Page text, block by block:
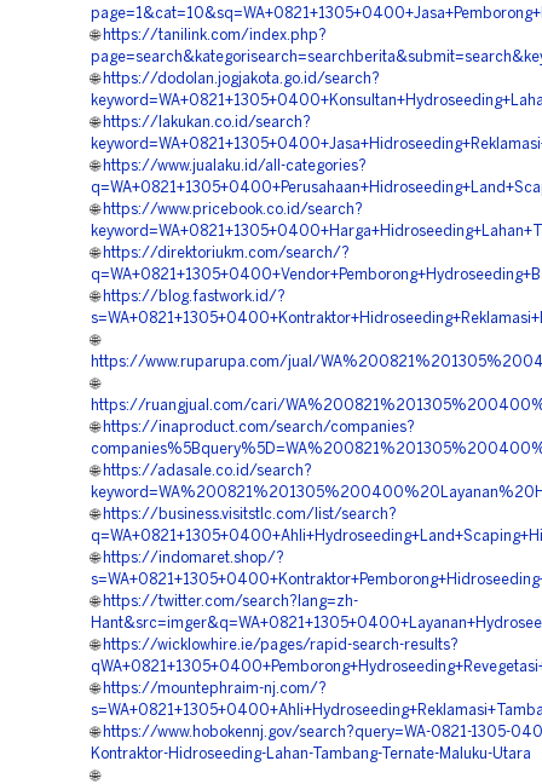
🌐 https://tanilink.com/index.php?
🌐 https://dodolan.jogjakota.go.id/search?
🌐 https://lakukan.co.id/search?
🌐 https://www.jualaku.id/all-categories?
🌐 https://www.pricebook.co.id/search?
🌐 https://direktoriukm.com/search/?
🌐 https://blog.fastwork.id/?
🌐
https://www.ruparupa.com/jual/
🌐
https://ruangjual.com/cari/
🌐 https://inaproduct.com/search/companies?
🌐 https://adasale.co.id/search?
🌐 https://business.visitstlc.com/list/search?
🌐 https://indomaret.shop/?
🌐 https://twitter.com/search?lang=zh-
🌐 https://wicklowhire.ie/pages/rapid-search-results?
🌐 https://mountephraim-nj.com/?
🌐 https://www.hobokennj.gov/search?query=WA-0821-1305-
Kontraktor-Hidroseeding-Lahan-Tambang-Ternate-Maluku-Utara
🌐